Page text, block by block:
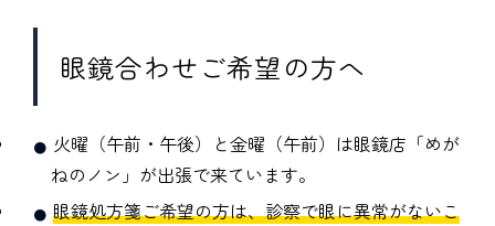
眼鏡合わせご希望の方へ
火曜（午前・午後）と金曜（午前）は眼鏡店「めが
ねのノン」が出張で来ています。
眼鏡処方箋ご希望の方は、診察で眼に異常がないこ